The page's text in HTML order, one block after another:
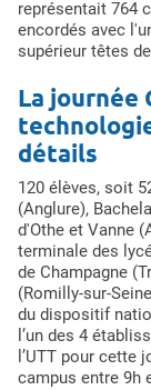
représentait 764
encordés avec
supérieur têtes
La journée
détails
120 élèves, soit
(Anglure),
d'Othe et Vanne
terminale des
de Champagne
(Romilly-sur-
du dispositif
l’un des 4
l’UTT pour cette
campus entre 9h